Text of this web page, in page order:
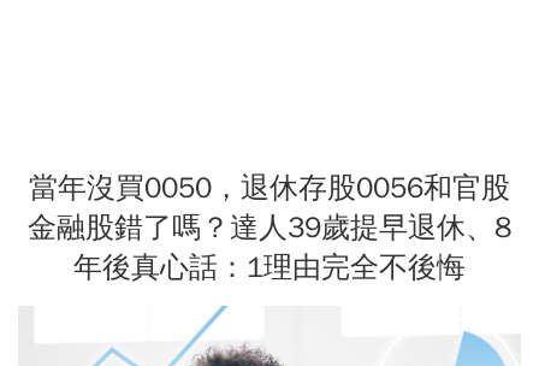
當年沒買0050，退休存股0056和官股
金融股錯了嗎？達人39歲提早退休、8
年後真心話：1理由完全不後悔